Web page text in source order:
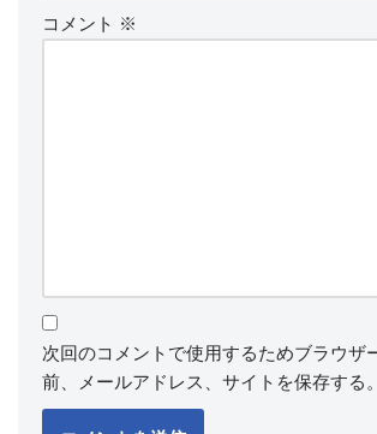
コメント ※
次回のコメントで使用するためブラウザ
前、メールアドレス、サイトを保存する。